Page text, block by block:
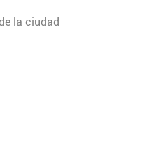
la ciudad